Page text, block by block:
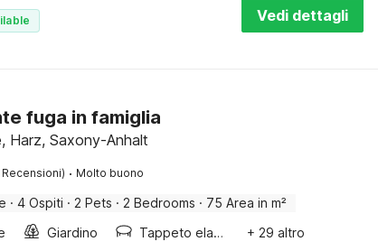
Vedi dettagli
fuga in famiglia
Harz, Saxony-Anhalt
Recensioni) · Molto buono
· 4 Ospiti · 2 Pets · 2 Bedrooms · 75 Area in m²
Giardino Tappeto elastico
+ 29 altro